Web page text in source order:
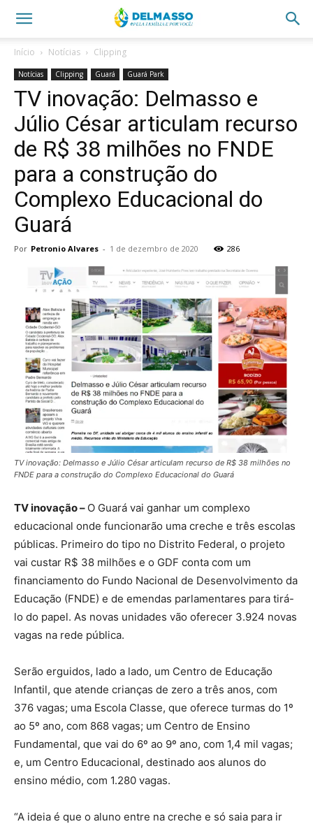
Início Notícias Clipping
Notícias Clipping Guará Guará Park
TV inovação: Delmasso e
Júlio César articulam recurso
de R$ 38 milhões no FNDE
para a construção do
Complexo Educacional do
Guará
Por Petronio Alvares - 1 de dezembro de 2020 286
TV inovação: Delmasso e Júlio César articulam recurso de R$ 38 milhões no
FNDE para a construção do Complexo Educacional do Guará
TV inovação – O Guará vai ganhar um complexo
educacional onde funcionarão uma creche e três escolas
públicas. Primeiro do tipo no Distrito Federal, o projeto
vai custar R$ 38 milhões e o GDF conta com um
financiamento do Fundo Nacional de Desenvolvimento da
Educação (FNDE) e de emendas parlamentares para tirá-
lo do papel. As novas unidades vão oferecer 3.924 novas
vagas na rede pública.
Serão erguidos, lado a lado, um Centro de Educação
Infantil, que atende crianças de zero a três anos, com
376 vagas; uma Escola Classe, que oferece turmas do 1º
ao 5º ano, com 868 vagas; um Centro de Ensino
Fundamental, que vai do 6º ao 9º ano, com 1,4 mil vagas;
e, um Centro Educacional, destinado aos alunos do
ensino médio, com 1.280 vagas.
“A ideia é que o aluno entre na creche e só saia para ir